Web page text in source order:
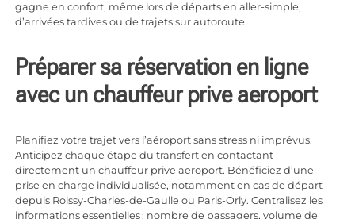
gagne en confort, même lors de départs en aller-simple,
d’arrivées tardives ou de trajets sur autoroute.
Préparer sa réservation en ligne
avec un chauffeur prive aeroport
Planifiez votre trajet vers l’aéroport sans stress ni imprévus.
Anticipez chaque étape du transfert en contactant
directement un chauffeur prive aeroport. Bénéficiez d’une
prise en charge individualisée, notamment en cas de départ
depuis Roissy-Charles-de-Gaulle ou Paris-Orly. Centralisez les
informations essentielles : nombre de passagers, volume de